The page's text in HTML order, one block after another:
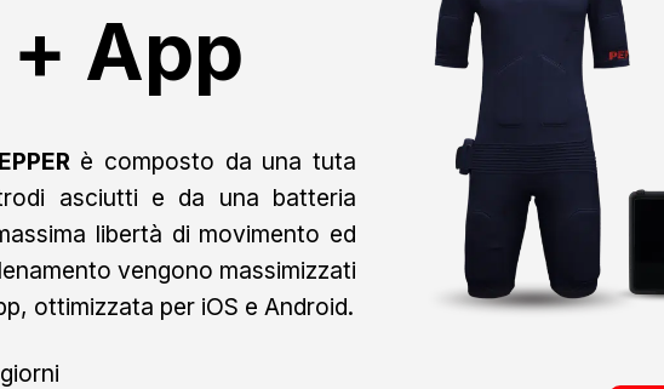
App
è composto da una tuta
asciutti e da una batteria
libertà di movimento ed
vengono massimizzati
ottimizzata per iOS e Android.